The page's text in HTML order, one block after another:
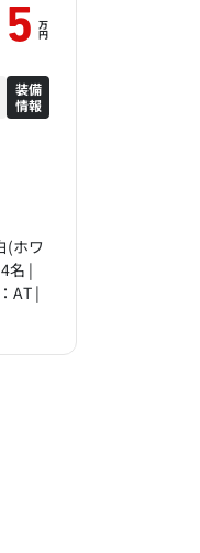
(ホワ
名 |
AT |
5 万
円
装備
情報